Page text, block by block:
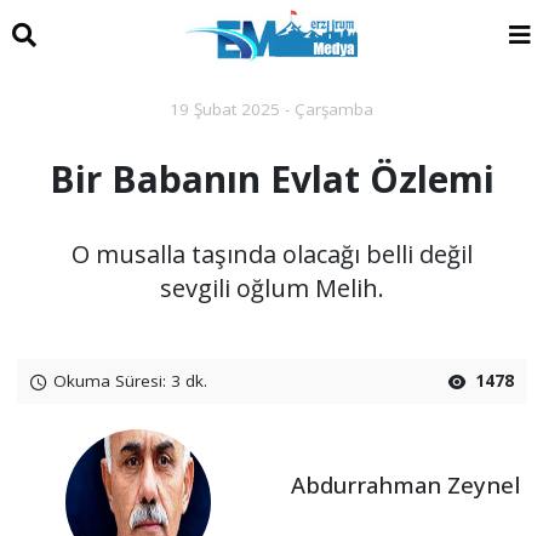
19 Şubat 2025 - Çarşamba
Bir Babanın Evlat Özlemi
O musalla taşında olacağı belli değil
sevgili oğlum Melih.
Okuma Süresi: 3 dk. 1478
Abdurrahman Zeynel